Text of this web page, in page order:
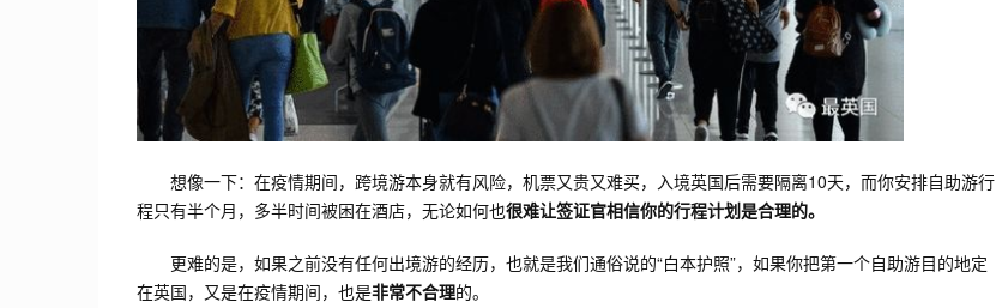
想像一下：在疫情期间，跨境游本身就有风险，机票又贵又难买，入境英国后需要隔离10天，而你安排自助游行
程只有半个月，多半时间被困在酒店，无论如何也很难让签证官相信你的行程计划是合理的。
更难的是，如果之前没有任何出境游的经历，也就是我们通俗说的“白本护照”，如果你把第一个自助游目的地定
在英国，又是在疫情期间，也是非常不合理的。